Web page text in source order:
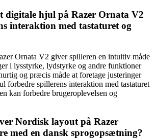
digitale hjul på Razer Ornata V2
interaktion med tastaturet og
Ornata V2 giver spilleren en intuitiv måde
i lysstyrke, lydstyrke og andre funktioner
og præcis måde at foretage justeringer
forbedre spillerens interaktion med tastaturet
kan forbedre brugeroplevelsen og
Nordisk layout på Razer
med en dansk sprogopsætning?